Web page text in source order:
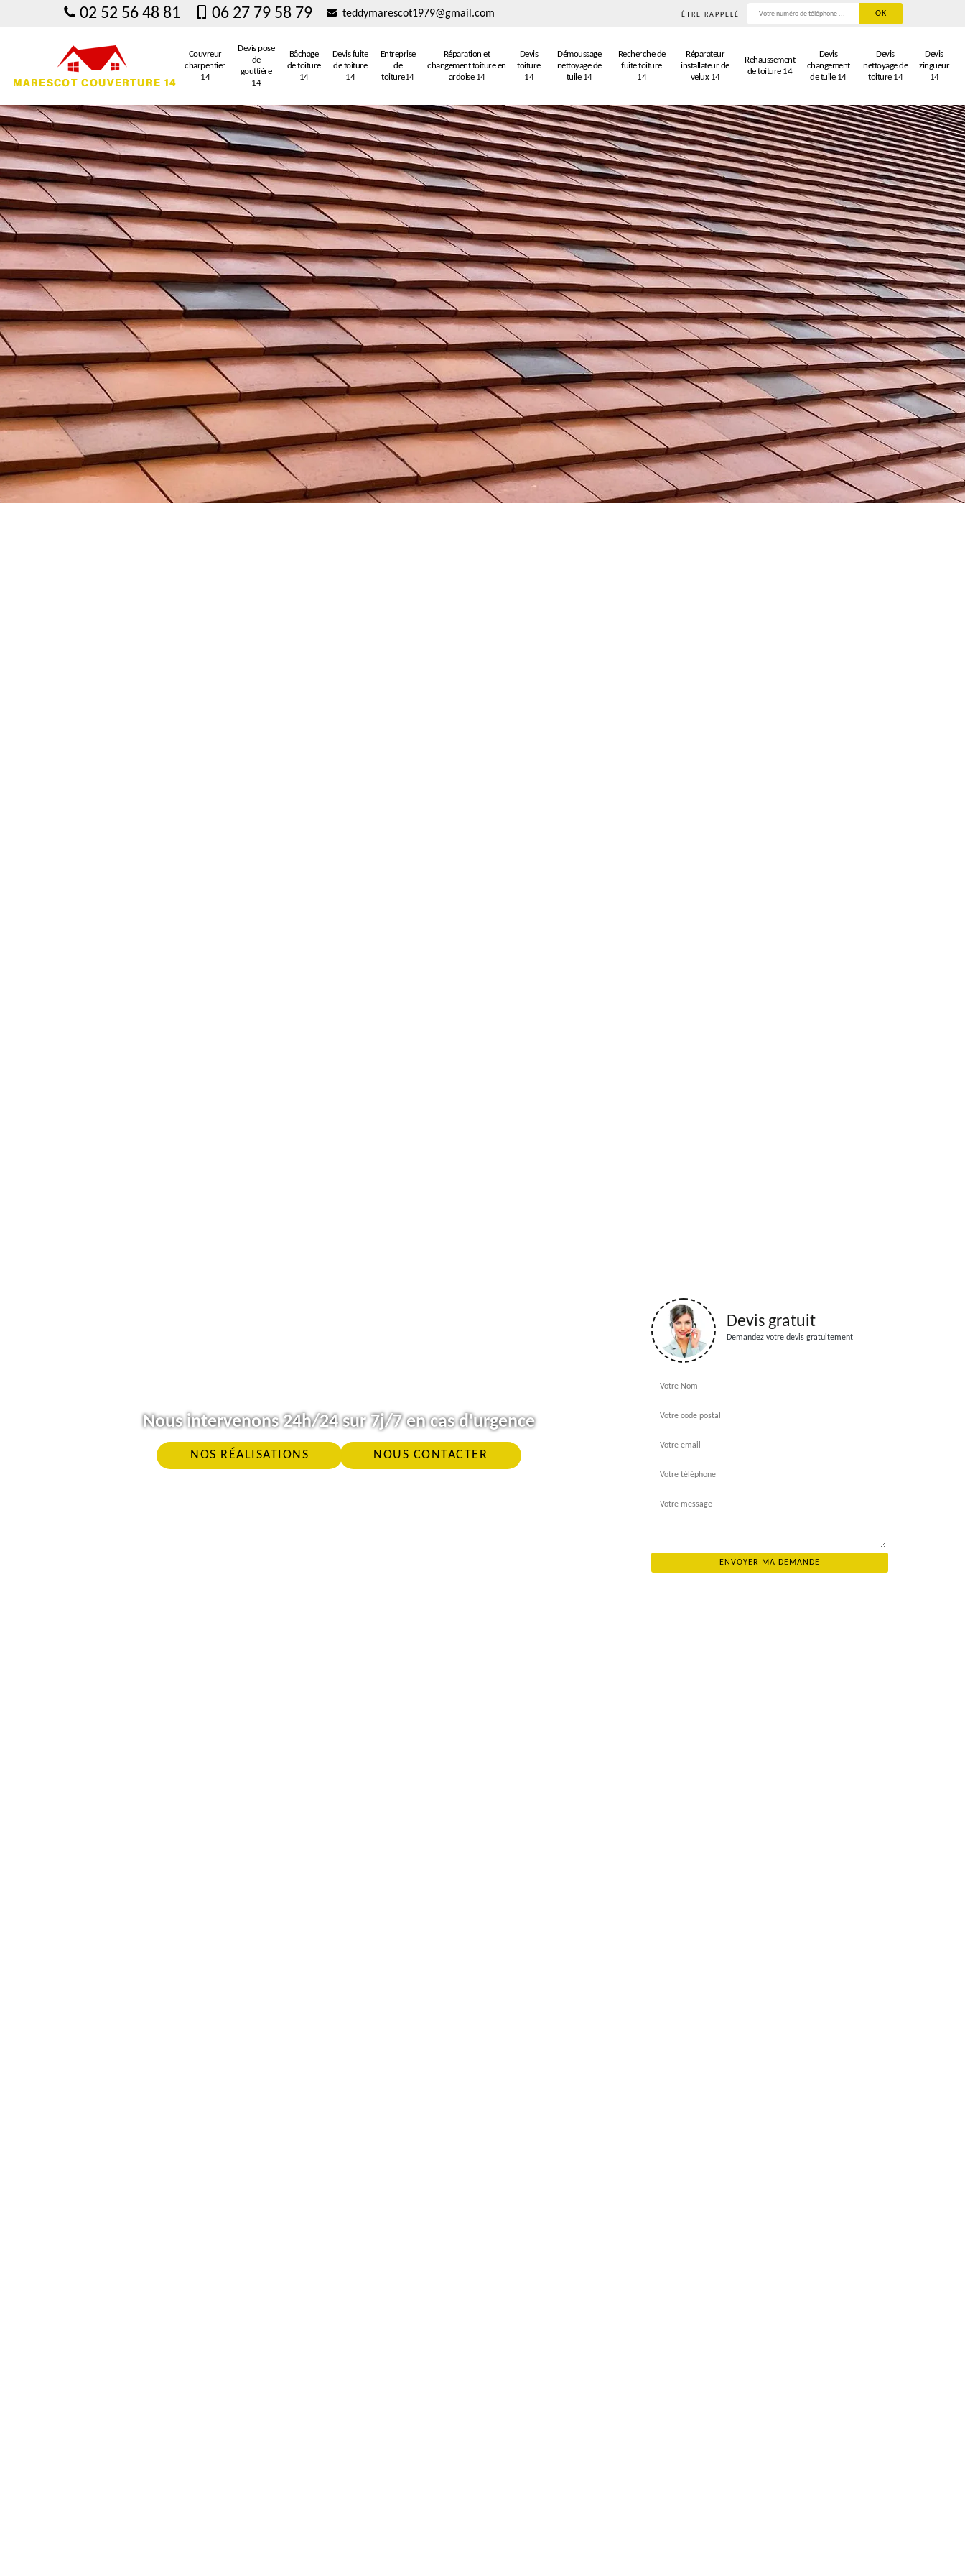
02 52 56 48 81 06 27 79 58 79 teddymarescot1979@gmail.com ÊTRE RAPPELÉ
Couvreur
charpentier
14
Devis pose
de
gouttière
14
Bâchage
de toiture
14
Devis fuite
de toiture
14
Entreprise
de
toiture14
Réparation et
changement toiture en
ardoise 14
Devis
toiture
14
Démoussage
nettoyage de
tuile 14
Recherche de
fuite toiture
14
Réparateur
installateur de
velux 14
Rehaussement
de toiture 14
Devis
changement
de tuile 14
Devis
nettoyage de
toiture 14
Devis
zingueur
14
Nous intervenons 24h/24 sur 7j/7 en cas d'urgence
NOS RÉALISATIONS NOUS CONTACTER
Devis gratuit
Demandez votre devis gratuitement